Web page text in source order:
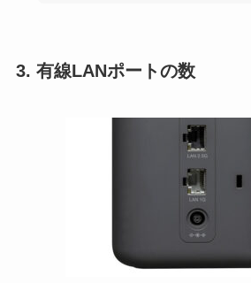
3. 有線LANポートの数